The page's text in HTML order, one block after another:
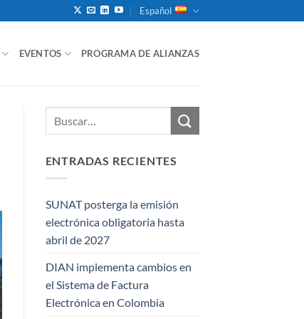
Español
EVENTOS PROGRAMA DE ALIANZAS
ENTRADAS RECIENTES
SUNAT posterga la emisión
electrónica obligatoria hasta
abril de 2027
DIAN implementa cambios en
el Sistema de Factura
Electrónica en Colombia